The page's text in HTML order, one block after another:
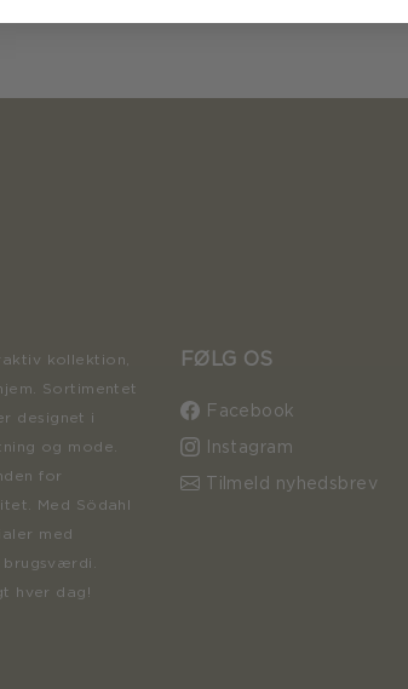
kollektion,
Sortimentet
designet i
og mode.
for
Med Södahl
med
hver dag!
FØLG OS
Facebook
Instagram
Tilmeld nyhedsbrev